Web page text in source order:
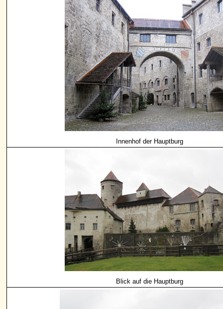
Innenhof der Hauptburg
Blick auf die Hauptburg